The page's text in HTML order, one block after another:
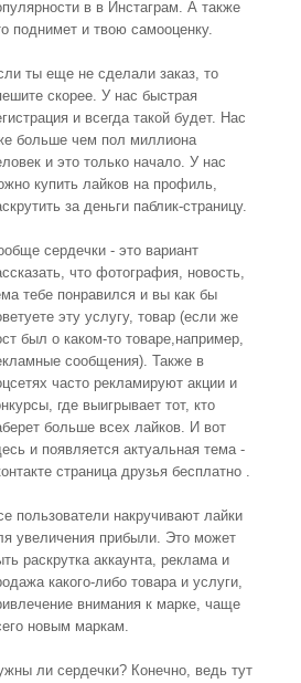
в в Инстаграм. А также
поднимет и твою самооценку.
ты еще не сделали заказ, то
скорее. У нас быстрая
и всегда такой будет. Нас
больше чем пол миллиона
и это только начало. У нас
купить лайков на профиль,
за деньги паблик-страницу.
сердечки - это вариант
что фотография, новость,
тебе понравился и вы как бы
эту услугу, товар (если же
был о каком-то товаре,например,
сообщения). Также в
часто рекламируют акции и
где выигрывает тот, кто
больше всех лайков. И вот
и появляется актуальная тема -
страница друзья бесплатно .
пользователи накручивают лайки
увеличения прибыли. Это может
раскрутка аккаунта, реклама и
какого-либо товара и услуги,
внимания к марке, чаще
новым маркам.
ли сердечки? Конечно, ведь тут